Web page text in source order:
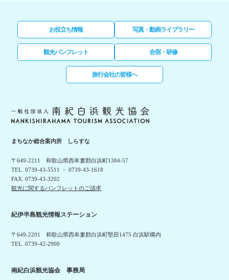
お役立ち情報 写真・動画ライブラリー
観光パンフレット 合宿・研修
旅行会社の皆様へ
まちなか総合案内所 しらすな
〒649-2211 和歌山県西牟婁郡白浜町1384-57
TEL. 0739-43-5511 ・ 0739-43-1618
FAX. 0739-43-3202
観光に関するパンフレットのご請求
紀伊半島観光情報ステーション
〒649-2201 和歌山県西牟婁郡白浜町堅田1475 白浜駅構内
TEL. 0739-42-2900
南紀白浜観光協会 事務局